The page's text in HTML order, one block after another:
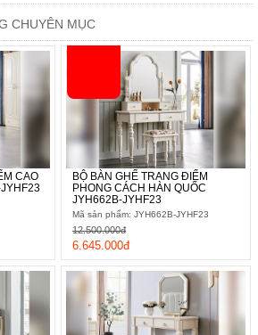
CHUYÊN MỤC
CAO
BỘ BÀN GHẾ TRANG ĐIỂM
PHONG CÁCH HÀN QUỐC
JYH662B-JYHF23
Mã sản phẩm: JYH662B-JYHF23
6.645.000đ
12.500.000đ